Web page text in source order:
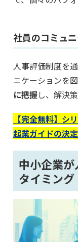
社員のコミュ
人事評価制度を
ニケーションを図
に把握し、解決
【完全無料】シ
起業ガイドの決
中小企業
タイミング